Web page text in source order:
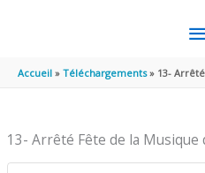
Accueil Téléchargements 13-
13- Arrêté Fête de la Musique